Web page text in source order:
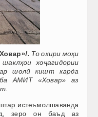
. То охири моҳи
хоҷагидории
шолӣ кишт карда
АМИТ «Ховар» аз
истеъмолшаванда
зеро он баъд аз